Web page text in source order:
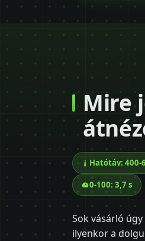
Mire
Hatótáv: 400-
0-100: 3,7 s
Sok vásárló
ilyenkor a